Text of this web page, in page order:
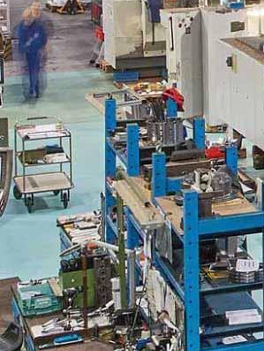
Datei auswählen (nur pdf bis 2MB)